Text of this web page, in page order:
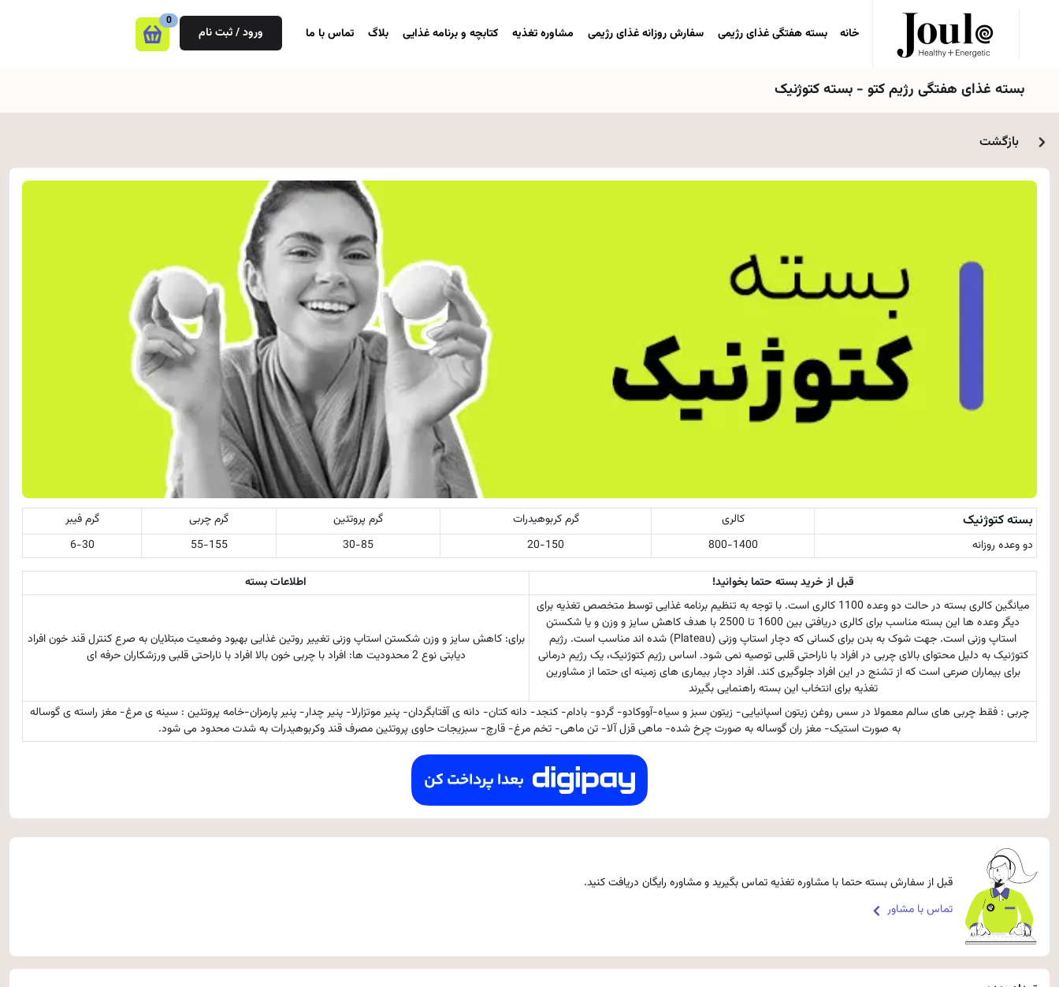
ورود / ثبت نام
0
خانه بسته هفتگی غذای رژیمی سفارش روزانه غذای رژیمی مشاوره تغذیه کتابچه و برنامه غذایی بلاگ تماس با ما
بسته غذای هفتگی رژیم کتو - بسته کتوژنیک
بازگشت
بسته کتوژنیک کالری گرم کربوهیدرات گرم پروتئین گرم چربی
گرم فیبر
دو وعده روزانه
800-1400
20-150
30-85
55-155
6-30
قبل از خرید بسته حتما بخوانید!
اطلاعات بسته
میانگین کالری بسته در حالت دو وعده 1100 کالری است. با توجه به تنظیم برنامه غذایی توسط متخصص تغذیه برای
دیگر وعده ها این بسته مناسب برای کالری دریافتی بین 1600 تا 2500 با هدف کاهش سایز و وزن و یا شکستن
استاپ وزنی است. جهت شوک به بدن برای کسانی که دچار استاپ وزنی (Plateau) شده اند مناسب است. رژیم
کتوژنیک به دلیل محتوای بالای چربی در افراد با ناراحتی قلبی توصیه نمی شود. اساس رژیم کتوژنیک، یک رژیم درمانی
برای بیماران صرعی است که از تشنج در این افراد جلوگیری کند. افراد دچار بیماری های زمینه ای حتما از مشاورین
تغذیه برای انتخاب این بسته راهنمایی بگیرند
برای: کاهش سایز و وزن شکستن استاپ وزنی تغییر روتین غذایی بهبود وضعیت مبتلایان به صرع کنترل قند خون افراد
دیابتی نوع 2 محدودیت ها: افراد با چربی خون بالا افراد با ناراحتی قلبی ورزشکاران حرفه ای
چربی : فقط چربی های سالم معمولا در سس روغن زیتون اسپانیایی- زیتون سبز و سیاه-آووکادو- گردو- بادام- کنجد- دانه کتان- دانه ی آفتابگردان- پنیر موتزارلا- پنیر چدار- پنیر پارمزان-خامه پروتئین : سینه ی مرغ- مغز راسته ی گوساله
به صورت استیک- مغز ران گوساله به صورت چرخ شده- ماهی قزل آلا- تن ماهی- تخم مرغ- قارچ- سبزیجات حاوی پروتئین مصرف قند وکربوهیدرات به شدت محدود می شود.
قبل از سفارش بسته حتما با مشاوره تغذیه تماس بگیرید و مشاوره رایگان دریافت کنید.
تماس با مشاور